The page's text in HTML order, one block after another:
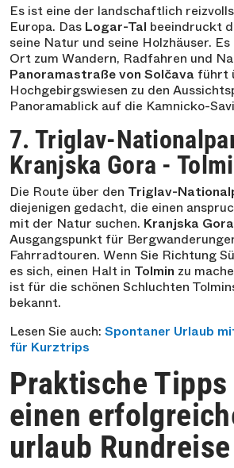
Es ist eine der landschaftlich
Europa. Das Logar-Tal beeindruckt
seine Natur und seine Holzhäuser.
Ort zum Wandern, Radfahren und
Panoramastraße von Solčava führt
Hochgebirgswiesen zu den
Panoramablick auf die Kamnicko-
7. Triglav-
Kranjska Gora -
Die Route über den Triglav-
diejenigen gedacht, die einen
mit der Natur suchen. Kranjska Gora
Ausgangspunkt für
Fahrradtouren. Wenn Sie Richtung
es sich, einen Halt in Tolmin zu
ist für die schönen Schluchten
bekannt.
Lesen Sie auch: Spontaner Urlaub
für Kurztrips
Praktische
einen
urlaub Rundreise